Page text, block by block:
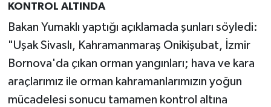
KONTROL ALTINDA
Bakan Yumaklı yaptığı açıklamada şunları söyledi:
"Uşak Sivaslı, Kahramanmaraş Onikişubat, İzmir
Bornova'da çıkan orman yangınları; hava ve kara
araçlarımız ile orman kahramanlarımızın yoğun
mücadelesi sonucu tamamen kontrol altına